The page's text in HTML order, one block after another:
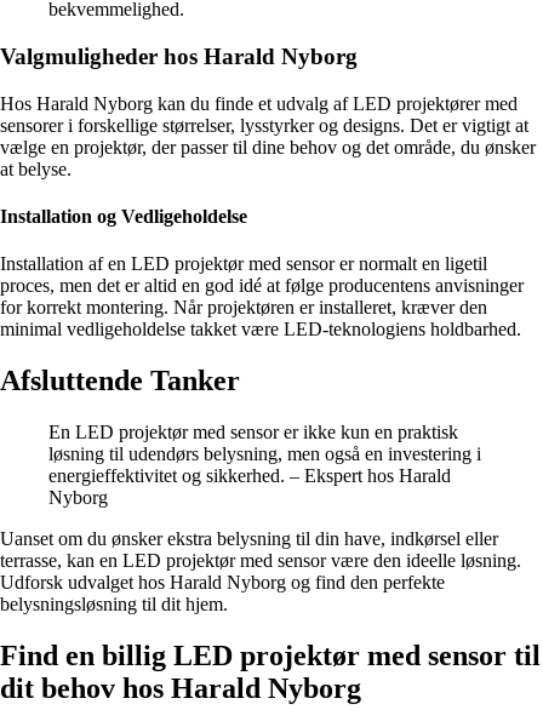
bekvemmelighed.
Valgmuligheder hos Harald Nyborg
Hos Harald Nyborg kan du finde et udvalg af LED projektører med
sensorer i forskellige størrelser, lysstyrker og designs. Det er vigtigt at
vælge en projektør, der passer til dine behov og det område, du ønsker
at belyse.
Installation og Vedligeholdelse
Installation af en LED projektør med sensor er normalt en ligetil
proces, men det er altid en god idé at følge producentens anvisninger
for korrekt montering. Når projektøren er installeret, kræver den
minimal vedligeholdelse takket være LED-teknologiens holdbarhed.
Afsluttende Tanker
En LED projektør med sensor er ikke kun en praktisk
løsning til udendørs belysning, men også en investering i
energieffektivitet og sikkerhed. – Ekspert hos Harald
Nyborg
Uanset om du ønsker ekstra belysning til din have, indkørsel eller
terrasse, kan en LED projektør med sensor være den ideelle løsning.
Udforsk udvalget hos Harald Nyborg og find den perfekte
belysningsløsning til dit hjem.
Find en billig LED projektør med sensor til
dit behov hos Harald Nyborg